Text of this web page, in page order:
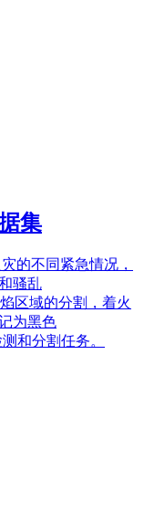
集
的不同紧急情况，
骚乱
焰区域的分割，着火
为黑色
和分割任务。